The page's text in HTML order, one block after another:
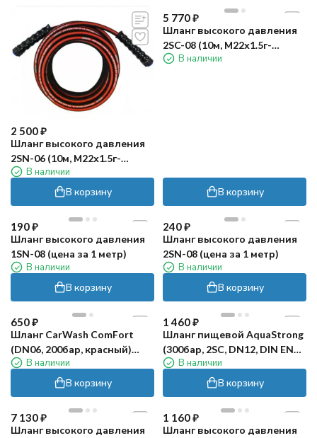
2 500₽
Шланг высокого давления
2SN-06 (10м, М22х1.5г-
М22х1.5г) TOR
В наличии
В корзину
5 770₽
Шланг высокого давления
2SC-08 (10м, М22х1.5г-
М22х1.5г) R+M
В наличии
В корзину
190₽
Шланг высокого давления
1SN-08 (цена за 1 метр)
В наличии
В корзину
240₽
Шланг высокого давления
2SN-08 (цена за 1 метр)
В наличии
В корзину
650₽
Шланг CarWash ComFort
(DN06, 200бар, красный)
R+MВ наличии
В корзину
1 460₽
Шланг пищевой AquaStrong
(300бар, 2SC, DN12, DIN EN
853, м.пог.)
В наличии
В корзину
7 130₽
Шланг высокого давления
1 160₽
Шланг высокого давления